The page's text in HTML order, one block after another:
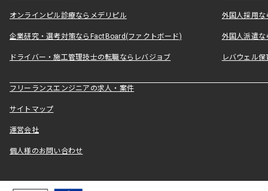
オンラインピル診療ならメデリピル 外国人採用
企業研究・選考対策ならFactBoard(ファクトボード) 外国人派遣な
ドライバー・施工管理技士の転職ならレバジョブ レバウェル
フリーランスエンジニアの求人・案件
サイトマップ
運営会社
個人様のお問い合わせ